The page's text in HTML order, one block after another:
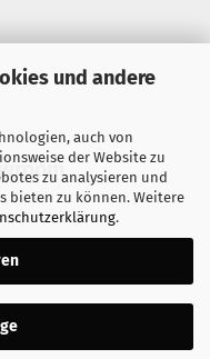
und andere
auch von
der Website zu
zu analysieren und
bieten zu können. Weitere
.